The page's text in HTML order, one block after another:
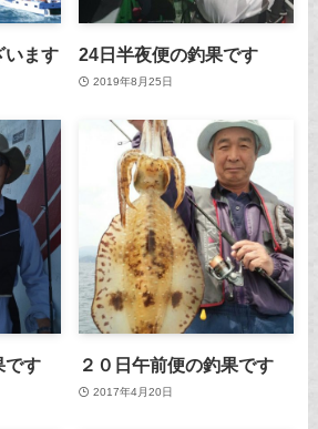
います 24日半夜便の釣果です
2019年8月25日
です ２０日午前便の釣果です
2017年4月20日